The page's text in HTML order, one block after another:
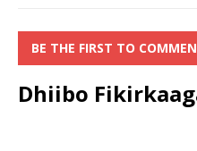
BE THE FIRST TO
Dhiibo